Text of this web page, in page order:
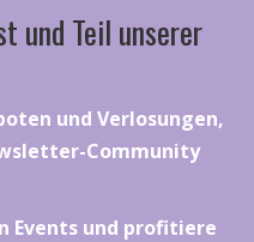
und Teil unserer
und Verlosungen,
Community
Events und profitiere